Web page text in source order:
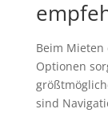
Beim
Optionen
sind